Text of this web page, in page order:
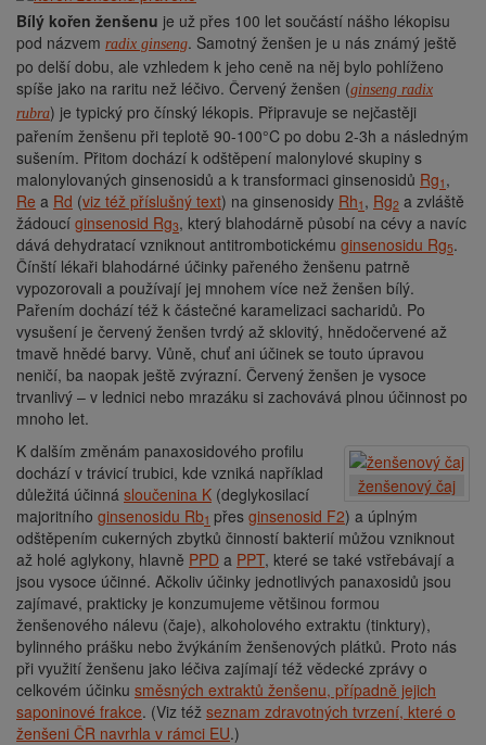
Bílý kořen ženšenu je už přes 100 let součástí nášho lékopisu
pod názvem radix ginseng. Samotný ženšen je u nás známý ještě
po delší dobu, ale vzhledem k jeho ceně na něj bylo pohlíženo
spíše jako na raritu než léčivo. Červený ženšen (ginseng radix
rubra) je typický pro čínský lékopis. Připravuje se nejčastěji
pařením ženšenu při teplotě 90-100°C po dobu 2-3h a následným
sušením. Přitom dochází k odštěpení malonylové skupiny s
malonylovaných ginsenosidů a k transformaci ginsenosidů Rg1 ,
Re a Rd (viz též příslušný text) na ginsenosidy Rh1 , Rg2 a zvláště
žádoucí ginsenosid Rg3, který blahodárně působí na cévy a navíc
dává dehydratací vzniknout antitrombotickému ginsenosidu Rg5.
Čínští lékaři blahodárné účinky pařeného ženšenu patrně
vypozorovali a používají jej mnohem více než ženšen bílý.
Pařením dochází též k částečné karamelizaci sacharidů. Po
vysušení je červený ženšen tvrdý až sklovitý, hnědočervené až
tmavě hnědé barvy. Vůně, chuť ani účinek se touto úpravou
neničí, ba naopak ještě zvýrazní. Červený ženšen je vysoce
trvanlivý – v lednici nebo mrazáku si zachovává plnou účinnost po
mnoho let.
ženšenový čaj
K dalším změnám panaxosidového profilu
dochází v trávicí trubici, kde vzniká například
důležitá účinná sloučenina K (deglykosilací
majoritního ginsenosidu Rb1 přes ginsenosid F2) a úplným
odštěpením cukerných zbytků činností bakterií můžou vzniknout
až holé aglykony, hlavně PPD a PPT, které se také vstřebávají a
jsou vysoce účinné. Ačkoliv účinky jednotlivých panaxosidů jsou
zajímavé, prakticky je konzumujeme většinou formou
ženšenového nálevu (čaje), alkoholového extraktu (tinktury),
bylinného prášku nebo žvýkáním ženšenových plátků. Proto nás
při využití ženšenu jako léčiva zajímají též vědecké zprávy o
celkovém účinku směsných extraktů ženšenu, případně jejich
saponinové frakce. (Viz též seznam zdravotných tvrzení, které o
ženšeni ČR navrhla v rámci EU.)